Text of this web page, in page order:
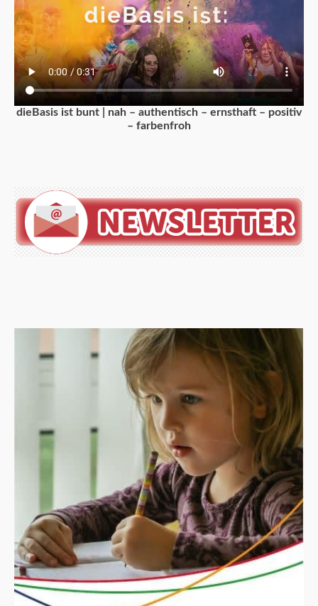
dieBasis ist bunt | nah – authentisch – ernsthaft – positiv
– farbenfroh